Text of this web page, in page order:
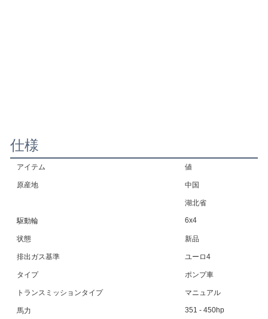
仕様
アイテム 値
原産地 中国
湖北省
駆動輪 6x4
状態 新品
排出ガス基準 ユーロ4
タイプ ポンプ車
トランスミッションタイプ マニュアル
馬力 351 - 450hp